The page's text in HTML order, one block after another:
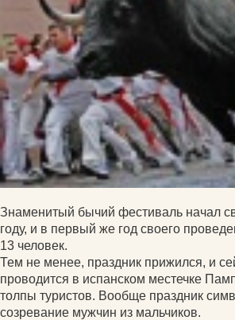
Знаменитый бычий фестиваль начал
году, и в первый же год своего
13 человек.
Тем не менее, праздник прижился, и
проводится в испанском местечке
толпы туристов. Вообще праздник
созревание мужчин из мальчиков.